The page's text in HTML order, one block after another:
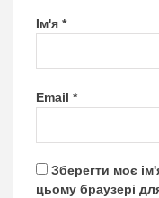
Ім'я *
Email *
Зберегти моє
цьому браузері